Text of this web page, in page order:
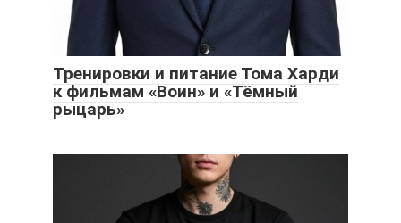
Тренировки и питание Тома Харди
к фильмам «Воин» и «Тёмный
рыцарь»